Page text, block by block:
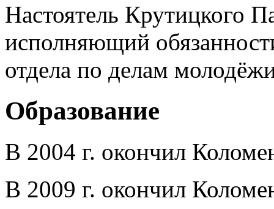
Настоятель Крутицкого
исполняющий
отдела по делам
Образование
В 2004 г. окончил
В 2009 г. окончил